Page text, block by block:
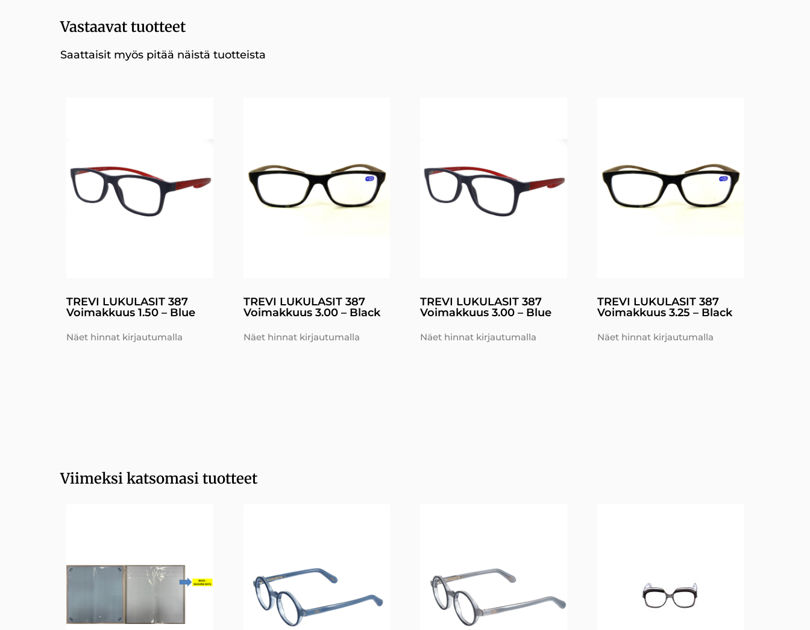
Vastaavat tuotteet
Saattaisit myös pitää näistä tuotteista
TREVI LUKULASIT 387
Voimakkuus 1.50 – Blue
Näet hinnat kirjautumalla
TREVI LUKULASIT 387
Voimakkuus 3.00 – Black
Näet hinnat kirjautumalla
TREVI LUKULASIT 387
Voimakkuus 3.00 – Blue
Näet hinnat kirjautumalla
TREVI LUKULASIT 387
Voimakkuus 3.25 – Black
Näet hinnat kirjautumalla
Viimeksi katsomasi tuotteet